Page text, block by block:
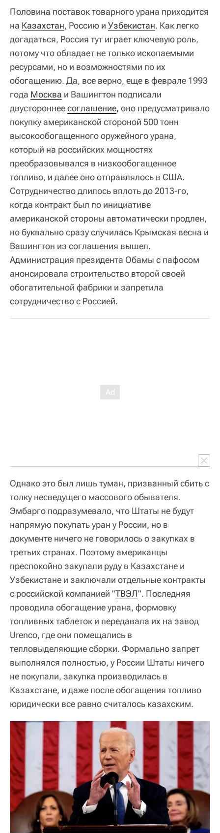
Половина поставок товарного урана приходится
на Казахстан, Россию и Узбекистан. Как легко
догадаться, Россия тут играет ключевую роль,
потому что обладает не только ископаемыми
ресурсами, но и возможностями по их
обогащению. Да, все верно, еще в феврале 1993
года Москва и Вашингтон подписали
двустороннеесоглашение, оно предусматривало
покупку американской стороной 500 тонн
высокообогащенного оружейного урана,
который на российских мощностях
преобразовывался в низкообогащенное
топливо, и далее оно отправлялось в США.
Сотрудничество длилось вплоть до 2013-го,
когда контракт был по инициативе
американской стороны автоматически продлен,
но буквально сразу случилась Крымская весна и
Вашингтон из соглашения вышел.
Администрация президента Обамы с пафосом
анонсировала строительство второй своей
обогатительной фабрики и запретила
сотрудничество с Россией.
Однако это был лишь туман, призванный сбить с
толку несведущего массового обывателя.
Эмбарго подразумевало, что Штаты не будут
напрямую покупать уран у России, но в
документе ничего не говорилось о закупках в
третьих странах. Поэтому американцы
преспокойно закупали руду в Казахстане и
Узбекистане и заключали отдельные контракты
с российской компанией "ТВЭЛ". Последняя
проводила обогащение урана, формовку
топливных таблеток и передавала их на завод
Urenco, где они помещались в
тепловыделяющие сборки. Формально запрет
выполнялся полностью, у России Штаты ничего
не покупали, закупка производилась в
Казахстане, и даже после обогащения топливо
юридически все равно считалось казахским.